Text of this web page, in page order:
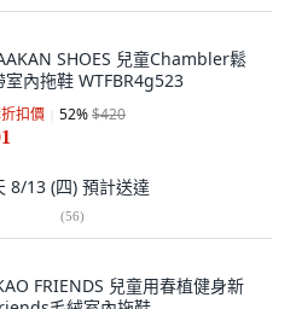
SHOES 兒童Chambler鬆
室內拖鞋 WTFBR4g523
扣價 52%$420
8/13 (四) 預計送達
(56)
FRIENDS 兒童用春植健身新